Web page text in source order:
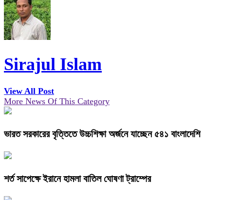
Sirajul Islam
View All Post
More News Of This Category
ভারত সরকারের বৃত্তিতে উচ্চশিক্ষা অর্জনে যাচ্ছেন ৫৪১ বাংলাদেশি
শর্ত সাপেক্ষে ইরানে হামলা বাতিল ঘোষণা ট্রাম্পের